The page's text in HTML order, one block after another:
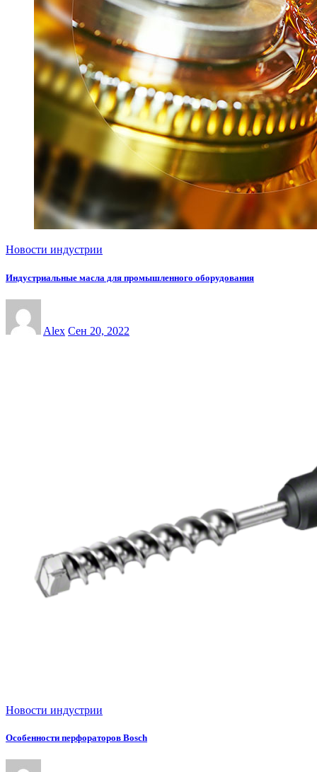
Новости индустрии
Индустриальные масла для промышленного оборудования
Alex Сен 20, 2022
Новости индустрии
Особенности перфораторов Bosch